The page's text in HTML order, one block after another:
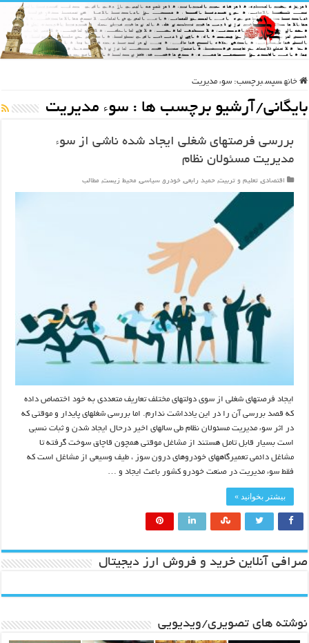
خانه سپس برچسب: سوء مدیریت
بایگانی/آرشیو برچسب ها : سوء مدیریت
بررسی فرصتهای شغلی ایجاد شده ناشی از سوء
مدیریت مسئولان نظام
اقتصادی, تعلیم و تربیت, حمید رابعی, خودرو, سیاسی, محیط زیست, مطالب
ایجاد فرصتهای شغلی از سوی دولتهای مختلف تعاریف متعددی به خود اختصاص داده
که قصد بررسی آن را در این یادداشت ندارم. اما بررسی شغلهای پایدار و موقتی که
در اثر سوء مدیریت مسئولان نظام طی سالهای اخیر درحال ایجاد شدن و ثبات نسبی
است بسیار قابل تامل هستند از مشاغل موقتی همچون قاچاق سوخت گرفته تا
مشاغل دائمی تعمیرگاههای خودروهای درون سوز ، طیف وسیعی از مشاغل است که
فقط سوء مدیریت در صنعت خودرو کشور باعث ایجاد و …
بیشتر بخوانید »
صرافی آنلاین خرید و فروش ارز دیجیتال
نوشته های تصویری/ویدیویی